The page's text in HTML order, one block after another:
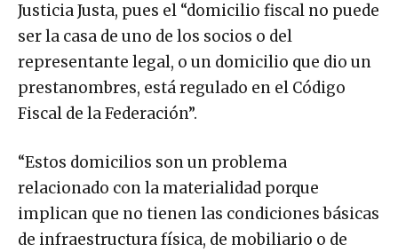
Justicia Justa, pues el “domicilio fiscal no puede
ser la casa de uno de los socios o del
representante legal, o un domicilio que dio un
prestanombres, está regulado en el Código
Fiscal de la Federación”.
“Estos domicilios son un problema
relacionado con la materialidad porque
implican que no tienen las condiciones básicas
de infraestructura física, de mobiliario o de